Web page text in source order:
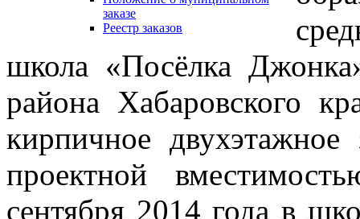
заказе
Реестр заказов
школа «Посёлка
района Хабаровского
кирпичное
проектной
сентября 2014 года в